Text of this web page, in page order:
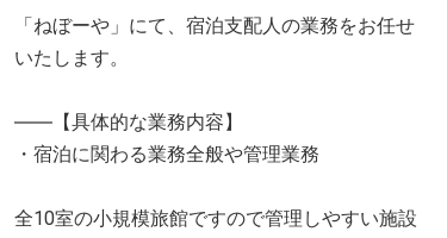
「ねぼーや」にて、宿泊支配人の業務をお任せ
いたします。
――【具体的な業務内容】
・宿泊に関わる業務全般や管理業務
全10室の小規模旅館ですので管理しやすい施設